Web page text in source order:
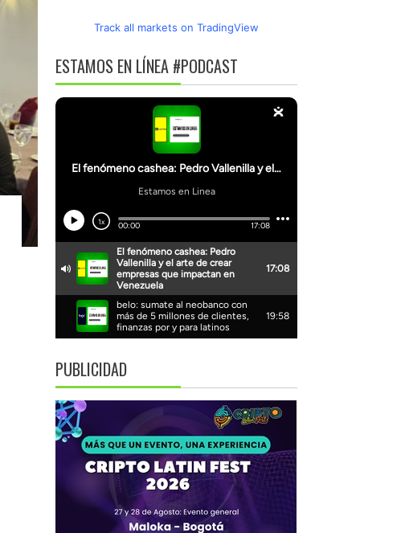
Track all markets on TradingView
ESTAMOS EN LÍNEA #PODCAST
PUBLICIDAD